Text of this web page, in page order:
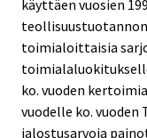
käyttäen vuosien
toimialoittaisia
ko. vuoden
vuodelle ko. vuoden
jalostusarvoja